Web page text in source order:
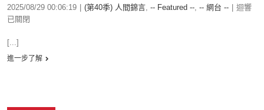
2025/08/29 00:06:19 (第40季) 人間錦言, -- Featured --, -- 網台 --
迴響
已關閉
[...]
進一步了解